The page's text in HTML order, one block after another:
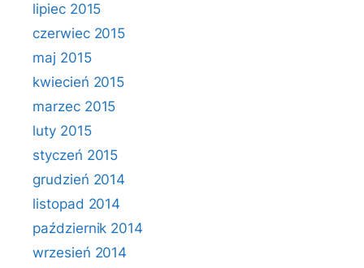
lipiec 2015
czerwiec 2015
maj 2015
kwiecień 2015
marzec 2015
luty 2015
styczeń 2015
grudzień 2014
listopad 2014
październik 2014
wrzesień 2014